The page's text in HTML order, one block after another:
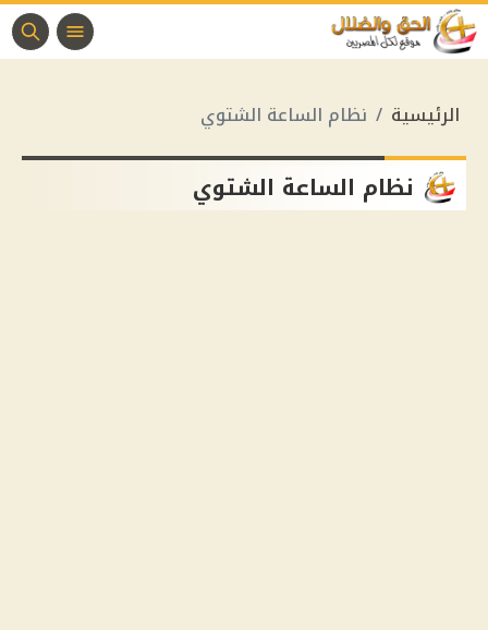
الرئيسية نظام الساعة الشتوي
نظام الساعة الشتوي